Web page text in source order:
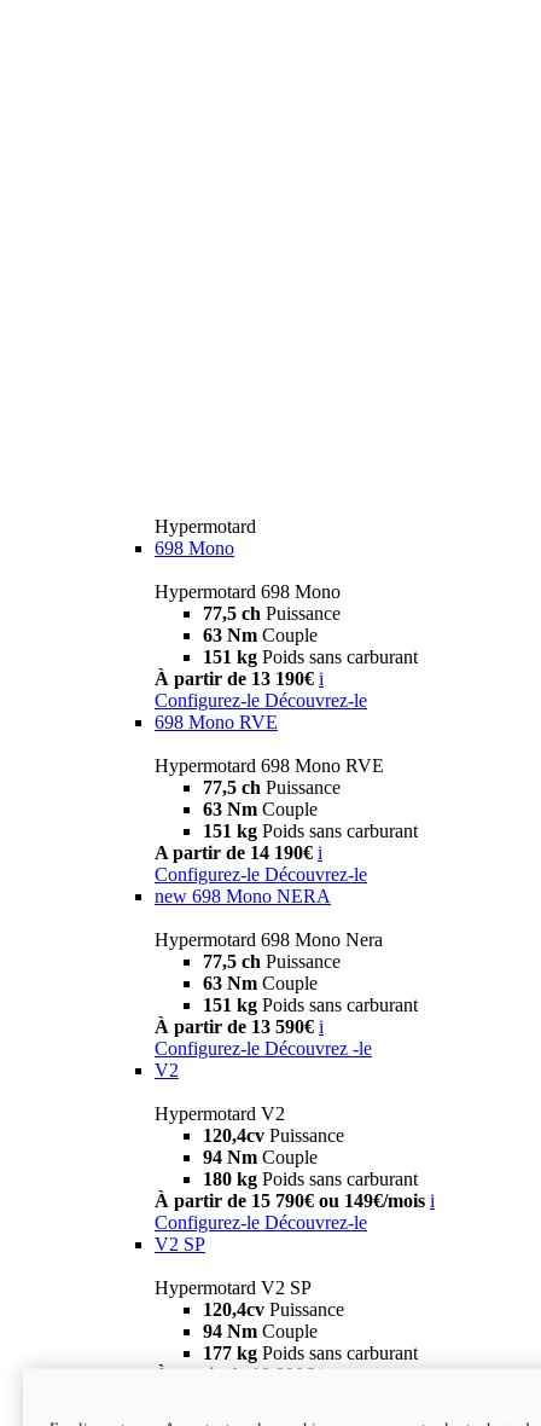
Hypermotard
698 Mono
Hypermotard 698 Mono
77,5 ch Puissance
63 Nm Couple
151 kg Poids sans carburant
À partir de 13 190€ i
Configurez-le Découvrez-le
698 Mono RVE
Hypermotard 698 Mono RVE
77,5 ch Puissance
63 Nm Couple
151 kg Poids sans carburant
A partir de 14 190€ i
Configurez-le Découvrez-le
new 698 Mono NERA
Hypermotard 698 Mono Nera
77,5 ch Puissance
63 Nm Couple
151 kg Poids sans carburant
À partir de 13 590€ i
Configurez-le Découvrez -le
V2
Hypermotard V2
120,4cv Puissance
94 Nm Couple
180 kg Poids sans carburant
À partir de 15 790€ ou 149€/mois i
Configurez-le Découvrez-le
V2 SP
Hypermotard V2 SP
120,4cv Puissance
94 Nm Couple
177 kg Poids sans carburant
À partir de 19 990€ i
new
V2 SP 100